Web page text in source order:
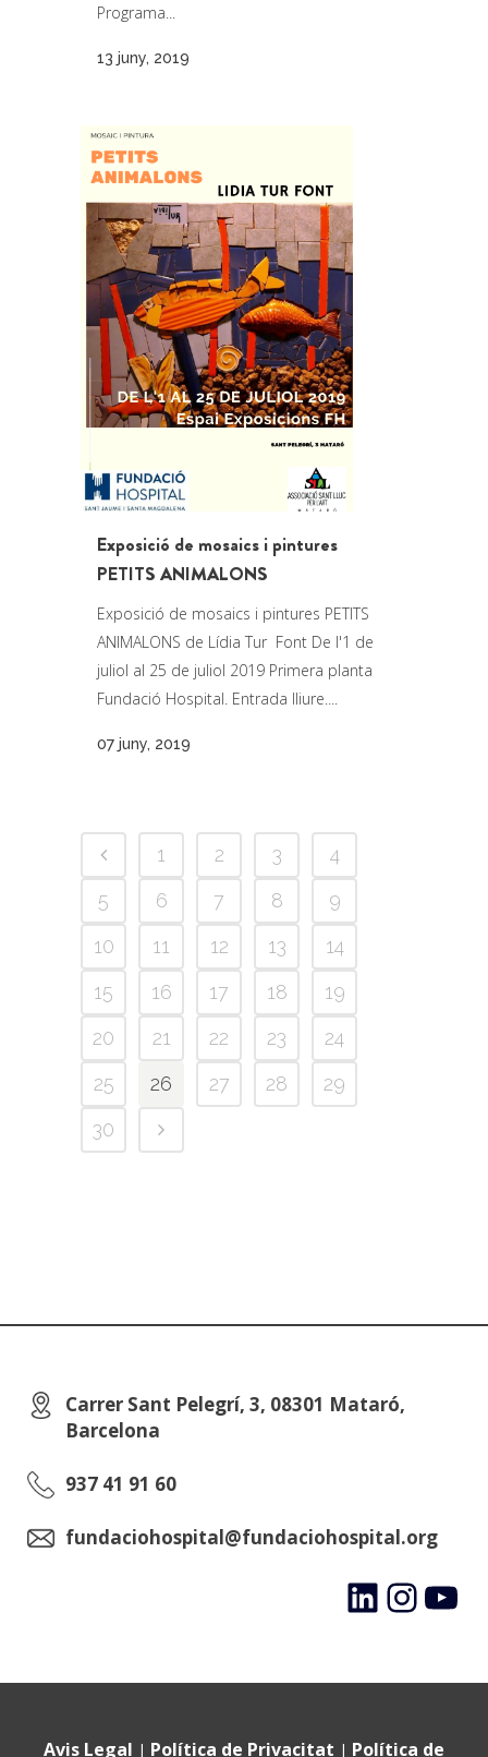
Programa...
13 juny, 2019
Exposició de mosaics i pintures
PETITS ANIMALONS
Exposició de mosaics i pintures PETITS
ANIMALONS de Lídia Tur Font De l'1 de
juliol al 25 de juliol 2019 Primera planta
Fundació Hospital. Entrada lliure....
07 juny, 2019
1 2 3
4
5
6 7 8
9
10
11 12 13
14
15
16 17 18
19
20
21 22 23
24
25
26 27 28
29
30
Carrer Sant Pelegrí, 3, 08301 Mataró,
Barcelona
937 41 91 60
fundaciohospital@fundaciohospital.org
LinkedInInstagram
YouTube
Avis Legal | Política de Privacitat | Política de